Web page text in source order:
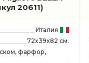
20611)
Италия
72x39x82 см.
фарфор,